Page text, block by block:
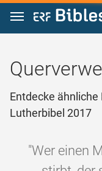
Zum Inhalt springen
Entdecke ähnliche
Lutherbibel 2017
"Wer einen